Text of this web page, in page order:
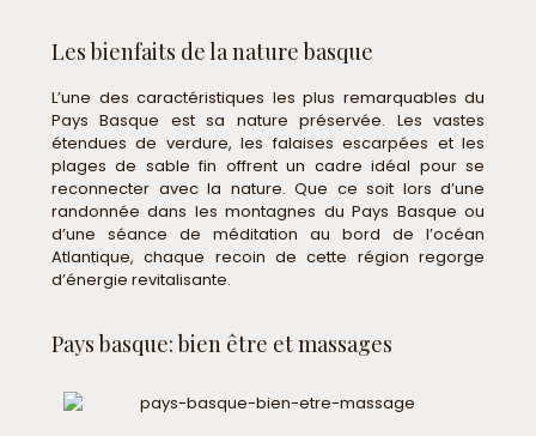
Les bienfaits de la nature basque
L’une des caractéristiques les plus remarquables du
Pays Basque est sa nature préservée. Les vastes
étendues de verdure, les falaises escarpées et les
plages de sable fin offrent un cadre idéal pour se
reconnecter avec la nature. Que ce soit lors d’une
randonnée dans les montagnes du Pays Basque ou
d’une séance de méditation au bord de l’océan
Atlantique, chaque recoin de cette région regorge
d’énergie revitalisante.
Pays basque: bien être et massages